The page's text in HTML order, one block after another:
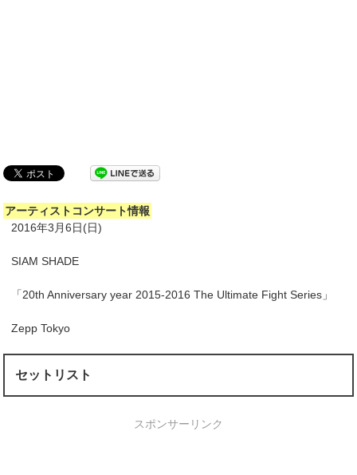
アーティストコンサート情報
2016年3月6日(日)
SIAM SHADE
「20th Anniversary year 2015-2016 The Ultimate Fight Series」
Zepp Tokyo
セットリスト
スポンサーリンク